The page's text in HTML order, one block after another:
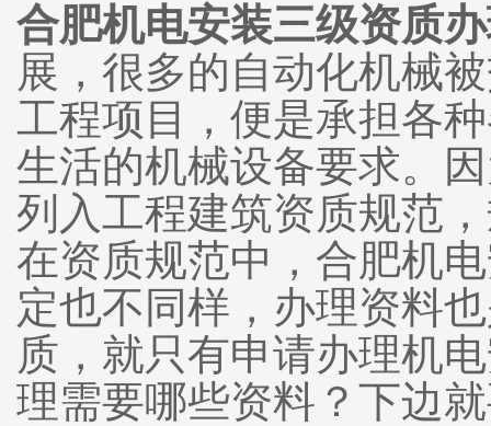
合肥机电安装三级资质
展，很多的自动化机械
工程项目，便是承担各
生活的机械设备要求。
列入工程建筑资质规范
在资质规范中，合肥机
定也不同样，办理资料
质，就只有申请办理机
理需要哪些资料？下边